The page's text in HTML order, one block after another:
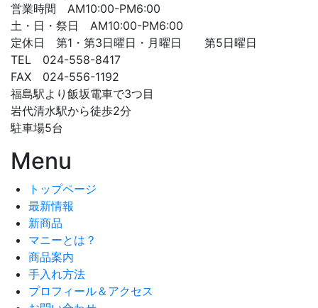
営業時間 AM10:00-PM6:00
土・日・祭日 AM10:00-PM6:00
定休日 第1・第3日曜日・月曜日 第5日曜日
TEL 024-558-8417
FAX 024-556-1192
福島駅より飯坂電車で3つ目
岩代清水駅から徒歩2分
駐車場5台
Menu
トップページ
最新情報
新商品
マニーとは？
商品案内
手入れ方法
プロフィール＆アクセス